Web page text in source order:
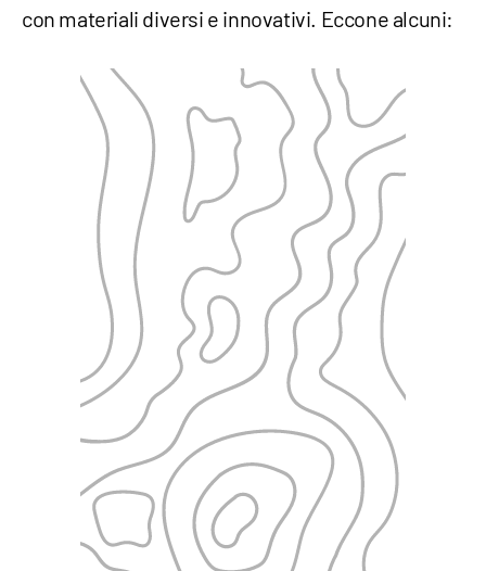
con materiali diversi e innovativi. Eccone alcuni: